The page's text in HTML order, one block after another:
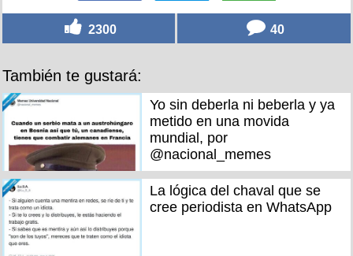
2300 40
También te gustará:
Yo sin deberla ni beberla y ya
metido en una movida
mundial, por
@nacional_memes
La lógica del chaval que se
cree periodista en WhatsApp